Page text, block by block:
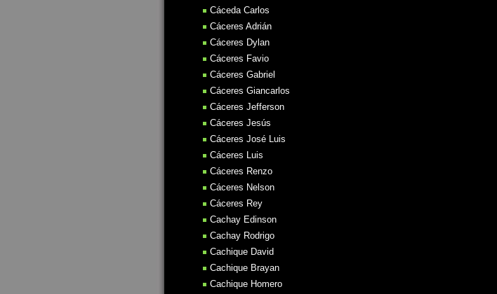
Cáceda Carlos
Cáceres Adrián
Cáceres Dylan
Cáceres Favio
Cáceres Gabriel
Cáceres Giancarlos
Cáceres Jefferson
Cáceres Jesús
Cáceres José Luis
Cáceres Luis
Cáceres Renzo
Cáceres Nelson
Cáceres Rey
Cachay Edinson
Cachay Rodrigo
Cachique David
Cachique Brayan
Cachique Homero